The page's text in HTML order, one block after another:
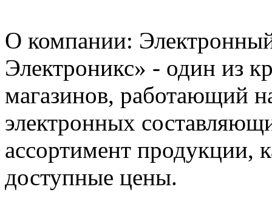
О компании:
Электроникс» - один из
магазинов, работающий
электронных
ассортимент продукции,
доступные цены.